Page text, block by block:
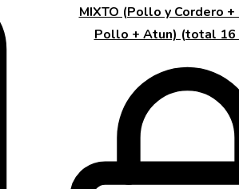
MIXTO (Pollo y Cordero
Pollo + Atun) (total 16